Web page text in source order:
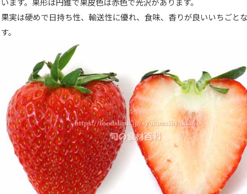
実は硬めで日持ち性、輸送性に優れ、食味、香りが良いいちごと
。